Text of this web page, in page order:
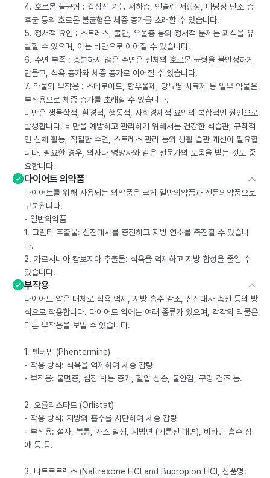
4. 호르몬 불균형 : 갑상선 기능 저하증, 인슐린 저항성, 다낭성 난소 증
후군 등의 호르몬 불균형은 체중 증가를 초래할 수 있습니다.
5. 정서적 요인 : 스트레스, 불안, 우울증 등의 정서적 문제는 과식을 유
발할 수 있으며, 이는 비만으로 이어질 수 있습니다.
6. 수면 부족 : 충분하지 않은 수면은 신체의 호르몬 균형을 불안정하게
만들고, 식욕 증가와 체중 증가로 이어질 수 있습니다.
7. 약물의 부작용 : 스테로이드, 항우울제, 당뇨병 치료제 등 일부 약물은
부작용으로 체중 증가를 초래할 수 있습니다.
비만은 생물학적, 환경적, 행동적, 사회경제적 요인의 복합적인 원인으로
발생합니다. 비만을 예방하고 관리하기 위해서는 건강한 식습관, 규칙적
인 신체 활동, 적절한 수면, 스트레스 관리 등의 생활 습관 개선이 필요합
니다. 필요한 경우, 의사나 영양사와 같은 전문가의 도움을 받는 것도 중
요합니다.
다이어트 의약품
다이어트를 위해 사용되는 의약품은 크게 일반의약품과 전문의약품으로
구분됩니다.
- 일반의약품
1. 그린티 추출물: 신진대사를 증진하고 지방 연소를 촉진할 수 있습니
다.
2. 가르시니아 캄보지아 추출물: 식욕을 억제하고 지방 합성을 줄일 수
있습니다.
부작용
다이어트 약은 대체로 식욕 억제, 지방 흡수 감소, 신진대사 촉진 등의 방
식으로 작용합니다. 다이어트 약에는 여러 종류가 있으며, 각각의 약물은
다른 부작용을 보일 수 있습니다.
1. 펜터민 (Phentermine)
- 작용 방식: 식욕을 억제하여 체중 감량
- 부작용: 불면증, 심장 박동 증가, 혈압 상승, 불안감, 구강 건조 등.
2. 오를리스타트 (Orlistat)
- 작용 방식: 지방의 흡수를 차단하여 체중 감량
- 부작용: 설사, 복통, 가스 발생, 지방변 (기름진 대변), 비타민 흡수 장
애 등.등.
3. 나트르르렉스 (Naltrexone HCl and Bupropion HCl, 상품명: